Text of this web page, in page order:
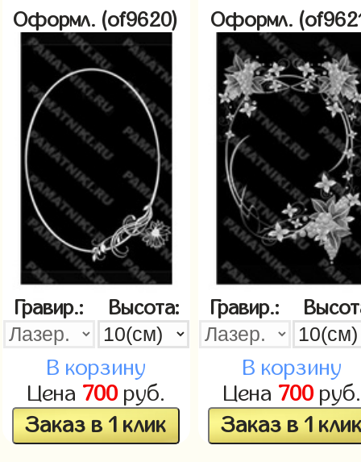
Оформл. (of9620)
Гравир.: Высота:
В корзину
Цена 700руб.
Заказ в 1 клик
Оформл.
Гравир.:
В корзину
Цена 700руб.
Заказ в 1